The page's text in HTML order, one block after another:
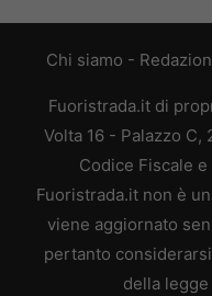
Chi siamo -
Fuoristrada.it di
Volta 16 - Palazzo
Codice Fiscale e
Fuoristrada.it non è
viene aggiornato
pertanto
della legge